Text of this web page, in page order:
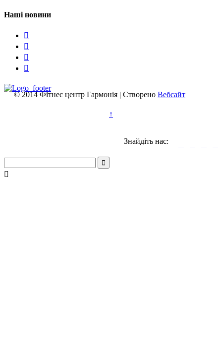
Наші новини




© 2014 Фітнес центр Гармонія | Створено Вебсайт
↑
Знайдіть нас:

